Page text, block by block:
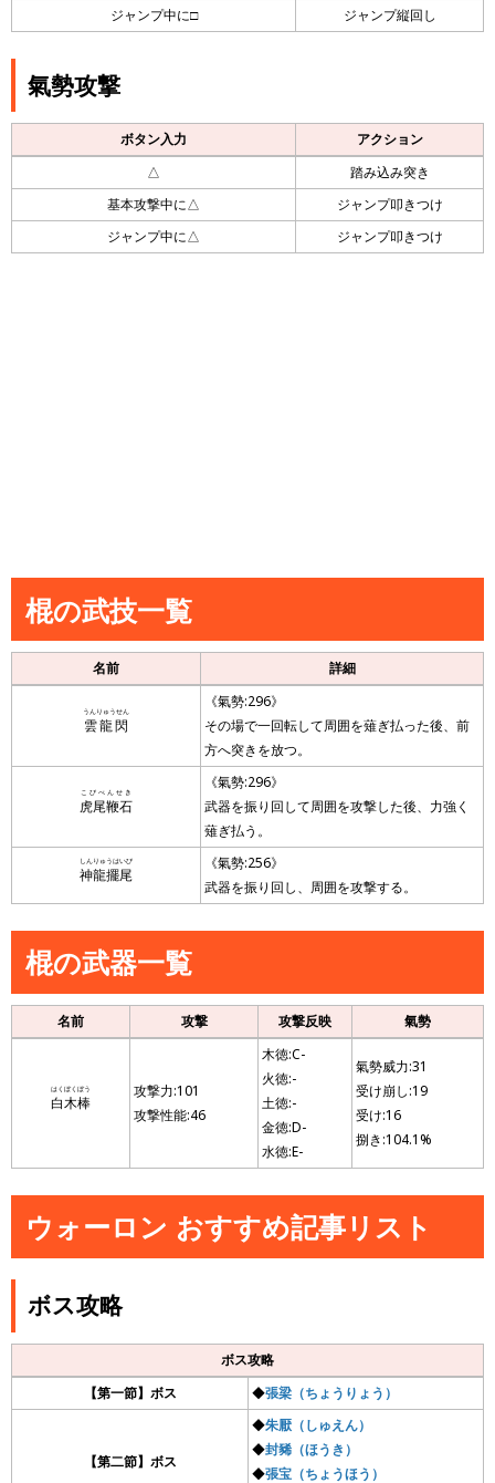
ジャンプ中に□
ジャンプ縦回し
氣勢攻撃
ボタン入力
アクション
△
踏み込み突き
基本攻撃中に△
ジャンプ叩きつけ
ジャンプ中に△
ジャンプ叩きつけ
棍の武技一覧
名前 詳細
雲龍閃
うんりゅうせん
《氣勢:296》
その場で一回転して周囲を薙ぎ払った後、前
方へ突きを放つ。
虎尾鞭石
こびべんせき
《氣勢:296》
武器を振り回して周囲を攻撃した後、力強く
薙ぎ払う。
神龍擺尾
しんりゅうはいび
《氣勢:256》
武器を振り回し、周囲を攻撃する。
棍の武器一覧
名前 攻撃 攻撃反映 氣勢
白木棒
はくぼくぼう
攻撃力:101
攻撃性能:46
木徳:C-
火徳:-
土徳:-
金徳:D-
水徳:E-
氣勢威力:31
受け崩し:19
受け:16
捌き:104.1%
ウォーロン おすすめ記事リスト
ボス攻略
ボス攻略
【第一節】ボス
◆張梁（ちょうりょう）
【第二節】ボス
◆朱厭（しゅえん）
◆封豨（ほうき）
◆張宝（ちょうほう）